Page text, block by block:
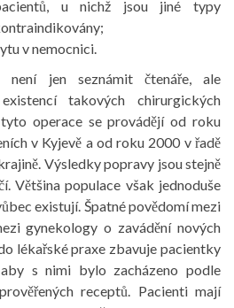
u nichž jsou jiné typy
v nemocnici.
není jen seznámit čtenáře, ale
takových chirurgických
operace se provádějí od roku
v Kyjevě a od roku 2000 v řadě
Výsledky popravy jsou stejně
Většina populace však jednoduše
existují. Špatné povědomí mezi
gynekology o zavádění nových
lékařské praxe zbavuje pacientky
s nimi bylo zacházeno podle
receptů. Pacienti mají